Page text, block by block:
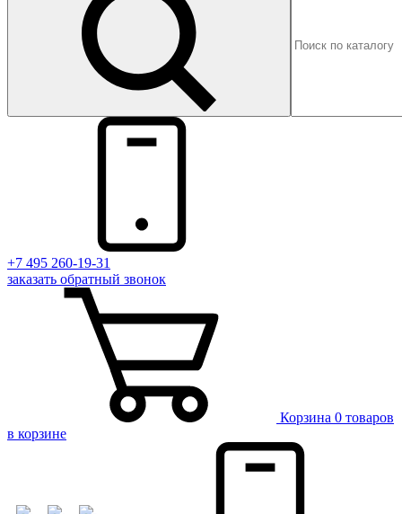
+7 495 260-19-31
заказать обратный звонок
Корзина 0 товаров
в корзине